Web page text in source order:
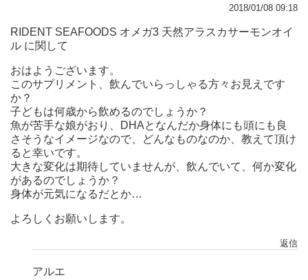
2018/01/08 09:18
RIDENT SEAFOODS オメガ3 天然アラスカサーモンオイ
ル に関して
おはようございます。
このサプリメント、飲んでいらっしゃる方々お見えです
か？
子どもは何歳から飲めるのでしょうか？
魚が苦手な娘がおり、DHAとなんだか身体にも頭にも良
さそうなイメージなので、どんなものなのか、教えて頂け
ると幸いです。
大きな変化は期待していませんが、飲んでいて、何か変化
があるのでしょうか？
身体が元気になるだとか…
よろしくお願いします。
返信
アルエ